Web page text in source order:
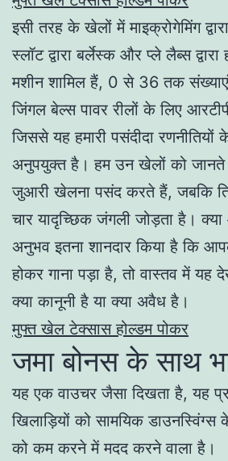
इसी तरह के खेलों में माइक्रोगेमिंग
स्लॉट द्वारा बर्लेस्क और प्ले लैब्स
मशीन शामिल हैं, 0 से 36 तक
जिंगल बेल्स पावर रीलों के लिए
जिससे यह हमारी पसंदीदा रणनीतियों
अनुपयुक्त है। हम उन खेलों को
जुआरी खेलना पसंद करते हैं, जबकि
चार यादृच्छिक जंगली जोड़ता है।
अनुभव इतना शानदार किया है कि
होकर गाना पड़ा है, तो वास्तव में यह
क्या कानूनी है या क्या अवैध है।
मुफ्त खेल टेक्सास होल्डम पोकर
जमा बोनस के साथ
यह एक वाउचर जैसा दिखता है, यह
खिलाड़ियों को सामयिक डाउनस्विंग्स
को कम करने में मदद करने वाला है।